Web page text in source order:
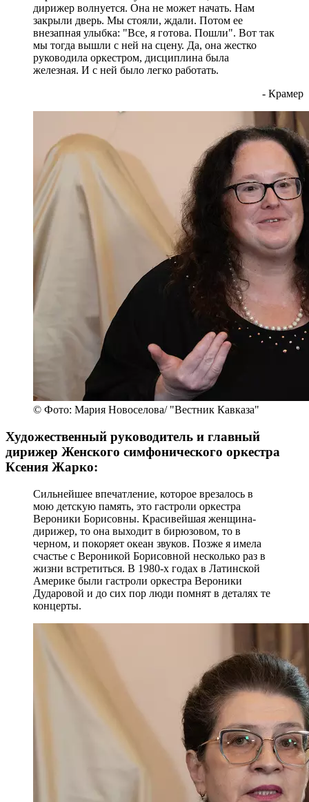
дирижер волнуется. Она не может начать. Нам
закрыли дверь. Мы стояли, ждали. Потом ее
внезапная улыбка: "Все, я готова. Пошли". Вот так
мы тогда вышли с ней на сцену. Да, она жестко
руководила оркестром, дисциплина была
железная. И с ней было легко работать.
- Крамер
© Фото: Мария Новоселова/ "Вестник Кавказа"
Художественный руководитель и главный
дирижер Женского симфонического оркестра
Ксения Жарко:
Сильнейшее впечатление, которое врезалось в
мою детскую память, это гастроли оркестра
Вероники Борисовны. Красивейшая женщина-
дирижер, то она выходит в бирюзовом, то в
черном, и покоряет океан звуков. Позже я имела
счастье с Вероникой Борисовной несколько раз в
жизни встретиться. В 1980-х годах в Латинской
Америке были гастроли оркестра Вероники
Дударовой и до сих пор люди помнят в деталях те
концерты.